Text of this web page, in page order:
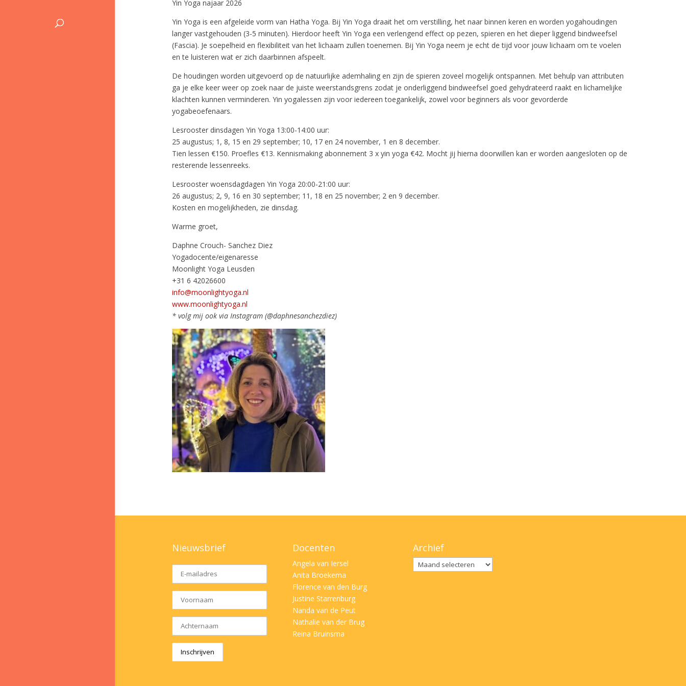
Yin Yoga najaar 2026
Yin Yoga is een afgeleide vorm van Hatha Yoga. Bij Yin Yoga draait het om verstilling, het naar binnen keren en worden yogahoudingen
langer vastgehouden (3-5 minuten). Hierdoor heeft Yin Yoga een verlengend effect op pezen, spieren en het dieper liggend bindweefsel
(Fascia). Je soepelheid en flexibiliteit van het lichaam zullen toenemen. Bij Yin Yoga neem je echt de tijd voor jouw lichaam om te voelen
en te luisteren wat er zich daarbinnen afspeelt.
De houdingen worden uitgevoerd op de natuurlijke ademhaling en zijn de spieren zoveel mogelijk ontspannen. Met behulp van attributen
ga je elke keer weer op zoek naar de juiste weerstandsgrens zodat je onderliggend bindweefsel goed gehydrateerd raakt en lichamelijke
klachten kunnen verminderen. Yin yogalessen zijn voor iedereen toegankelijk, zowel voor beginners als voor gevorderde
yogabeoefenaars.
Lesrooster dinsdagen Yin Yoga 13:00-14:00 uur:
25 augustus; 1, 8, 15 en 29 september; 10, 17 en 24 november, 1 en 8 december.
Tien lessen €150. Proefles €13. Kennismaking abonnement 3 x yin yoga €42. Mocht jij hierna doorwillen kan er worden aangesloten op de
resterende lessenreeks.
Lesrooster woensdagdagen Yin Yoga 20:00-21:00 uur:
26 augustus; 2, 9, 16 en 30 september; 11, 18 en 25 november; 2 en 9 december.
Kosten en mogelijkheden, zie dinsdag.
Warme groet,
Daphne Crouch- Sanchez Diez
Yogadocente/eigenaresse
Moonlight Yoga Leusden
+31 6 42026600
info@moonlightyoga.nl
www.moonlightyoga.nl
* volg mij ook via Instagram (@daphnesanchezdiez)
Nieuwsbrief Docenten
Angela van Iersel
Anita Broekema
Florence van den Burg
Justine Starrenburg
Nanda van de Peut
Nathalie van der Brug
Reina Bruinsma
Archief
Archief